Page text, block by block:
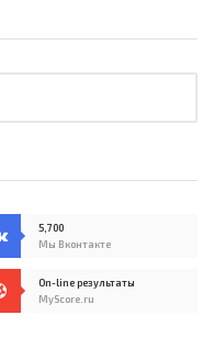
5,700
Мы Вконтакте
On-line результаты
MyScore.ru